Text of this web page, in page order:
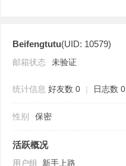
Beifengtutu(UID: 10579)
邮箱状态 未验证
统计信息 好友数 0 | 日志数 0
性别 保密
活跃概况
用户组 新手上路